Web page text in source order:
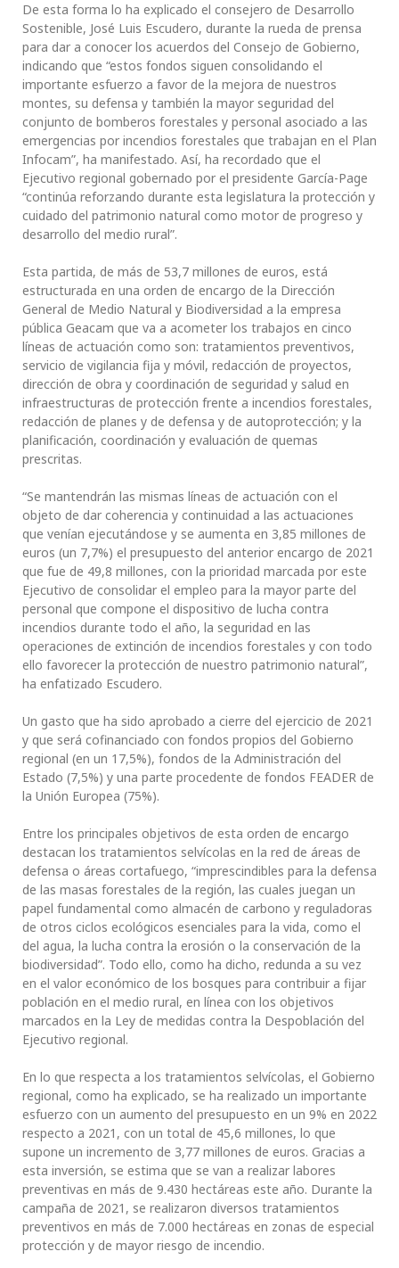
De esta forma lo ha explicado el consejero de Desarrollo
Sostenible, José Luis Escudero, durante la rueda de prensa
para dar a conocer los acuerdos del Consejo de Gobierno,
indicando que “estos fondos siguen consolidando el
importante esfuerzo a favor de la mejora de nuestros
montes, su defensa y también la mayor seguridad del
conjunto de bomberos forestales y personal asociado a las
emergencias por incendios forestales que trabajan en el Plan
Infocam”, ha manifestado. Así, ha recordado que el
Ejecutivo regional gobernado por el presidente García-Page
“continúa reforzando durante esta legislatura la protección y
cuidado del patrimonio natural como motor de progreso y
desarrollo del medio rural”.
Esta partida, de más de 53,7 millones de euros, está
estructurada en una orden de encargo de la Dirección
General de Medio Natural y Biodiversidad a la empresa
pública Geacam que va a acometer los trabajos en cinco
líneas de actuación como son: tratamientos preventivos,
servicio de vigilancia fija y móvil, redacción de proyectos,
dirección de obra y coordinación de seguridad y salud en
infraestructuras de protección frente a incendios forestales,
redacción de planes y de defensa y de autoprotección; y la
planificación, coordinación y evaluación de quemas
prescritas.
“Se mantendrán las mismas líneas de actuación con el
objeto de dar coherencia y continuidad a las actuaciones
que venían ejecutándose y se aumenta en 3,85 millones de
euros (un 7,7%) el presupuesto del anterior encargo de 2021
que fue de 49,8 millones, con la prioridad marcada por este
Ejecutivo de consolidar el empleo para la mayor parte del
personal que compone el dispositivo de lucha contra
incendios durante todo el año, la seguridad en las
operaciones de extinción de incendios forestales y con todo
ello favorecer la protección de nuestro patrimonio natural”,
ha enfatizado Escudero.
Un gasto que ha sido aprobado a cierre del ejercicio de 2021
y que será cofinanciado con fondos propios del Gobierno
regional (en un 17,5%), fondos de la Administración del
Estado (7,5%) y una parte procedente de fondos FEADER de
la Unión Europea (75%).
Entre los principales objetivos de esta orden de encargo
destacan los tratamientos selvícolas en la red de áreas de
defensa o áreas cortafuego, “imprescindibles para la defensa
de las masas forestales de la región, las cuales juegan un
papel fundamental como almacén de carbono y reguladoras
de otros ciclos ecológicos esenciales para la vida, como el
del agua, la lucha contra la erosión o la conservación de la
biodiversidad”. Todo ello, como ha dicho, redunda a su vez
en el valor económico de los bosques para contribuir a fijar
población en el medio rural, en línea con los objetivos
marcados en la Ley de medidas contra la Despoblación del
Ejecutivo regional.
En lo que respecta a los tratamientos selvícolas, el Gobierno
regional, como ha explicado, se ha realizado un importante
esfuerzo con un aumento del presupuesto en un 9% en 2022
respecto a 2021, con un total de 45,6 millones, lo que
supone un incremento de 3,77 millones de euros. Gracias a
esta inversión, se estima que se van a realizar labores
preventivas en más de 9.430 hectáreas este año. Durante la
campaña de 2021, se realizaron diversos tratamientos
preventivos en más de 7.000 hectáreas en zonas de especial
protección y de mayor riesgo de incendio.